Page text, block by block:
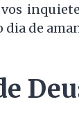
vos
dia de